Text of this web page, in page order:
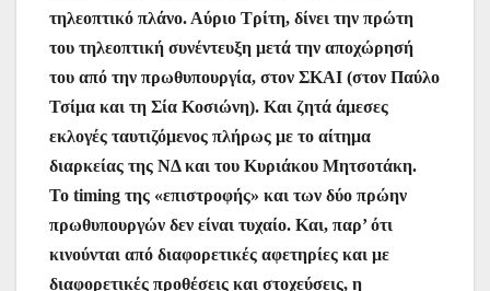
τηλεοπτικό πλάνο. Αύριο Τρίτη, δίνει την πρώτη
του τηλεοπτική συνέντευξη μετά την αποχώρησή
του από την πρωθυπουργία, στον ΣΚΑΙ (στον Παύλο
Τσίμα και τη Σία Κοσιώνη). Και ζητά άμεσες
εκλογές ταυτιζόμενος πλήρως με το αίτημα
διαρκείας της ΝΔ και του Κυριάκου Μητσοτάκη.
Το timing της «επιστροφής» και των δύο πρώην
πρωθυπουργών δεν είναι τυχαίο. Και, παρ’ ότι
κινούνται από διαφορετικές αφετηρίες και με
διαφορετικές προθέσεις και στοχεύσεις, η